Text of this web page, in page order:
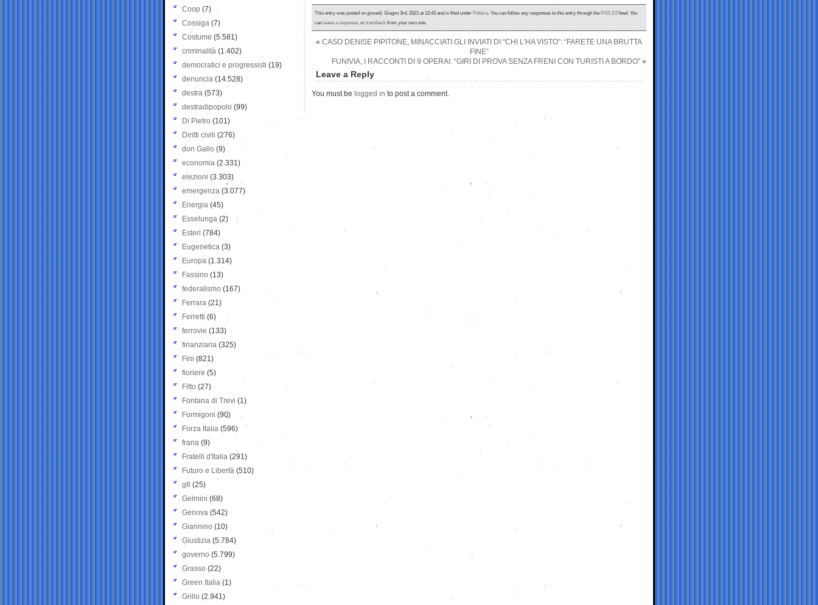
This entry was posted on giovedì, Giugno 3rd, 2021 at 12:43 and is filed underPolitica. You can follow any responses to this entry through theRSS 2.0feed. You
canleave a response, ortrackbackfrom your own site.
« CASO DENISE PIPITONE, MINACCIATI GLI INVIATI DI “CHI L’HA VISTO”: “FARETE UNA BRUTTA
FINE”
FUNIVIA, I RACCONTI DI 9 OPERAI: “GIRI DI PROVA SENZA FRENI CON TURISTI A BORDO” »
Leave a Reply
You must be logged in to post a comment.
Coop (7)
Cossiga (7)
Costume (5.581)
criminalità (1.402)
democratici e progressisti (19)
denuncia (14.528)
destra (573)
destradipopolo (99)
Di Pietro (101)
Diritti civili (276)
don Gallo (9)
economia (2.331)
elezioni (3.303)
emergenza (3.077)
Energia (45)
Esselunga (2)
Esteri (784)
Eugenetica (3)
Europa (1.314)
Fassino (13)
federalismo (167)
Ferrara (21)
Ferretti (6)
ferrovie (133)
finanziaria (325)
Fini (821)
fioriere (5)
Fitto (27)
Fontana di Trevi (1)
Formigoni (90)
Forza Italia (596)
frana (9)
Fratelli d'Italia (291)
Futuro e Libertà (510)
g8 (25)
Gelmini (68)
Genova (542)
Giannino (10)
Giustizia (5.784)
governo (5.799)
Grasso (22)
Green Italia (1)
Grillo (2.941)